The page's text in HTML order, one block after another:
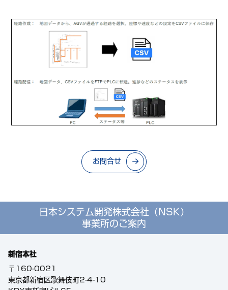
お問合せ
日本システム開発株式会社（NSK）
事業所のご案内
新宿本社
〒160-0021
東京都新宿区歌舞伎町2-4-10